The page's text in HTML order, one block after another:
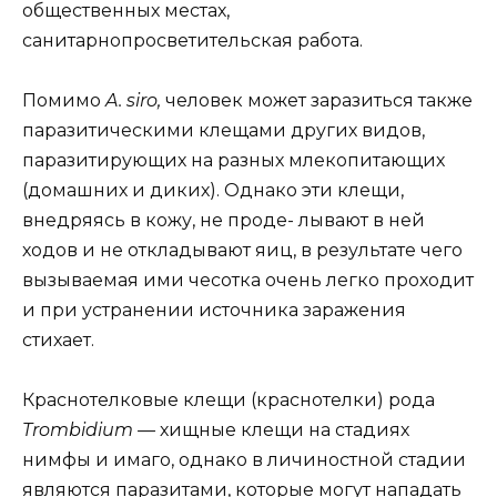
общественных местах,
санитарнопросветительская работа.
ПомимоA. siro, человек может заразиться также
паразитическими клещами других видов,
паразитирующих на разных млекопитающих
(домашних и диких). Однако эти клещи,
внедряясь в кожу, не проде- лывают в ней
ходов и не откладывают яиц, в результате чего
вызываемая ими чесотка очень легко проходит
и при устранении источника заражения
стихает.
Краснотелковые клещи (краснотелки) рода
Trombidium — хищные клещи на стадиях
нимфы и имаго, однако в личиностной стадии
являются паразитами, которые могут нападать